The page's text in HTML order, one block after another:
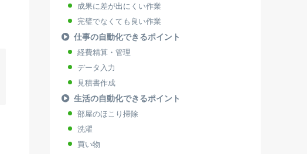
成果に差が出にくい作業
完璧でなくても良い作業
仕事の自動化できるポイント
経費精算・管理
データ入力
見積書作成
生活の自動化できるポイント
部屋のほこり掃除
洗濯
買い物